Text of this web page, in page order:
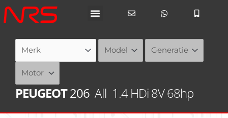
Ga
naar
PEUGEOT206 All 1.4 HDi 8V 68hp